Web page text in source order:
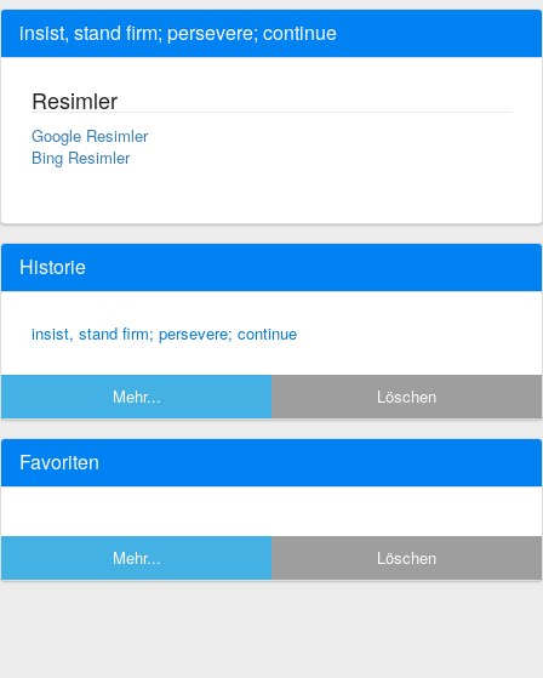
insist, stand firm; persevere; continue
Resimler
Google Resimler
Bing Resimler
Historie
insist, stand firm; persevere; continue
Mehr... Löschen
Favoriten
Mehr... Löschen